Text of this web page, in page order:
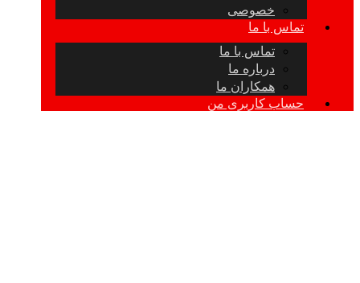
خصوصی
تماس با ما
تماس با ما
درباره ما
همکاران ما
حساب کاربری من